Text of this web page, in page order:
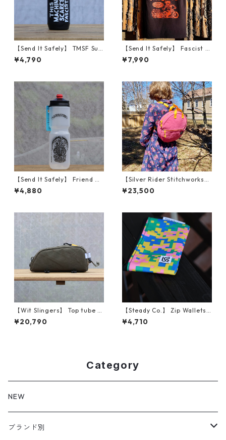
【Send It Safely】 TMSF Sug
arcane Bottles
¥4,790
【Send It Safely】 Fascist C
ycling Shirt (サイズS)
¥7,990
【Send It Safely】 Friend Of
The Devil 30oz
¥4,880
【Silver Rider Stitchworks】
Bubble Bag (Pink)
¥23,500
【Wit Slingers】 Top tube b
ag (Olive)
¥20,790
【Steady Co.】 Zip Wallets
(Fetti Camo, Green)
¥4,710
Category
NEW
ブランド別